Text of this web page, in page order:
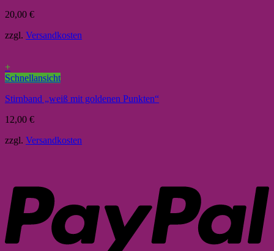
20,00 €
zzgl. Versandkosten
+
Schnellansicht
Stirnband „weiß mit goldenen Punkten“
12,00 €
zzgl. Versandkosten